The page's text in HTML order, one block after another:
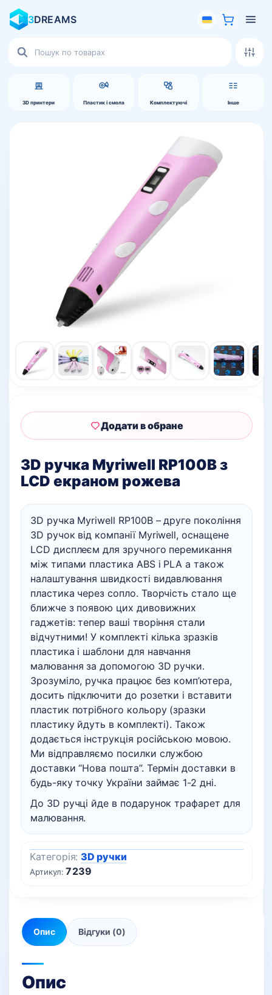
3DREAMS
3D принтери Пластик і смола Комплектуючі Інше
товарів
3D ручка Myriwell RP100B з
LCD екраном рожева
3D ручка Myriwell RP100B – друге покоління
3D ручок від компанії Myriwell, оснащене
LCD дисплеєм для зручного перемикання
між типами пластика ABS і PLA а також
налаштування швидкості видавлювання
пластика через сопло. Творчість стало ще
ближче з появою цих дивовижних
гаджетів: тепер ваші творіння стали
відчутними! У комплекті кілька зразків
пластика і шаблони для навчання
малювання за допомогою 3D ручки.
Зрозуміло, ручка працює без комп’ютера,
досить підключити до розетки і вставити
пластик потрібного кольору (зразки
пластику йдуть в комплекті). Також
додається інструкція російською мовою.
Ми відправляємо посилки службою
доставки “Нова пошта”. Термін доставки в
будь-яку точку України займає 1-2 дні.
До 3D ручці йде в подарунок трафарет для
малювання.
Додати в обране
Артикул:7239
Категорія: 3D ручки
Опис Відгуки (0)
Опис